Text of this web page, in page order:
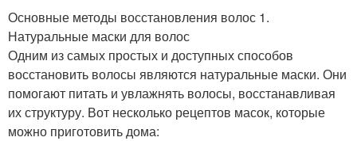
Основные методы восстановления волос 1.
Натуральные маски для волос
Одним из самых простых и доступных способов
восстановить волосы являются натуральные маски. Они
помогают питать и увлажнять волосы, восстанавливая
их структуру. Вот несколько рецептов масок, которые
можно приготовить дома: